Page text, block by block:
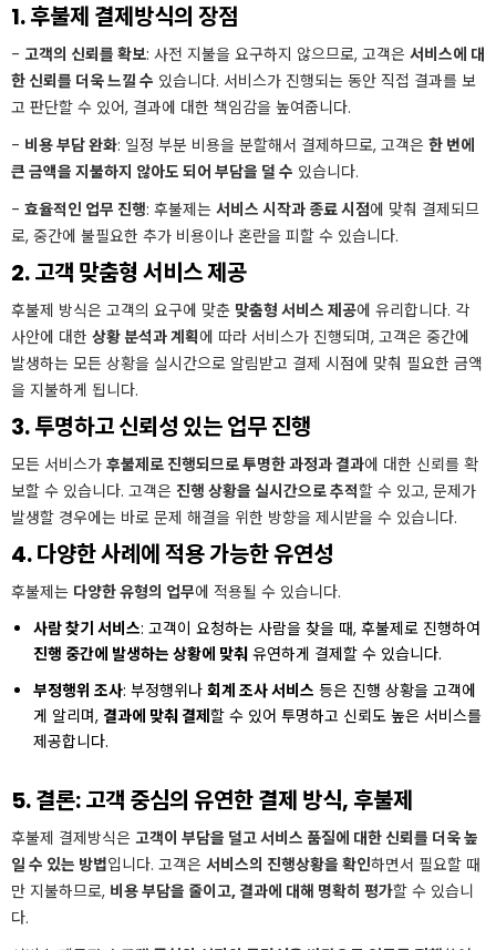
1. 후불제 결제방식의 장점
- 고객의 신뢰를 확보: 사전 지불을 요구하지 않으므로, 고객은 서비스에 대
한 신뢰를 더욱 느낄 수 있습니다. 서비스가 진행되는 동안 직접 결과를 보
고 판단할 수 있어, 결과에 대한 책임감을 높여줍니다.
- 비용 부담 완화: 일정 부분 비용을 분할해서 결제하므로, 고객은 한 번에
큰 금액을 지불하지 않아도 되어 부담을 덜 수 있습니다.
- 효율적인 업무 진행: 후불제는 서비스 시작과 종료 시점에 맞춰 결제되므
로, 중간에 불필요한 추가 비용이나 혼란을 피할 수 있습니다.
2. 고객 맞춤형 서비스 제공
후불제 방식은 고객의 요구에 맞춘 맞춤형 서비스 제공에 유리합니다. 각
사안에 대한 상황 분석과 계획에 따라 서비스가 진행되며, 고객은 중간에
발생하는 모든 상황을 실시간으로 알림받고 결제 시점에 맞춰 필요한 금액
을 지불하게 됩니다.
3. 투명하고 신뢰성 있는 업무 진행
모든 서비스가 후불제로 진행되므로 투명한 과정과 결과에 대한 신뢰를 확
보할 수 있습니다. 고객은 진행 상황을 실시간으로 추적할 수 있고, 문제가
발생할 경우에는 바로 문제 해결을 위한 방향을 제시받을 수 있습니다.
4. 다양한 사례에 적용 가능한 유연성
후불제는 다양한 유형의 업무에 적용될 수 있습니다.
사람 찾기 서비스: 고객이 요청하는 사람을 찾을 때, 후불제로 진행하여
진행 중간에 발생하는 상황에 맞춰 유연하게 결제할 수 있습니다.
부정행위 조사: 부정행위나 회계 조사 서비스 등은 진행 상황을 고객에
게 알리며, 결과에 맞춰 결제 할 수 있어 투명하고 신뢰도 높은 서비스를
제공합니다.
5. 결론: 고객 중심의 유연한 결제 방식, 후불제
후불제 결제방식은 고객이 부담을 덜고 서비스 품질에 대한 신뢰를 더욱 높
일 수 있는 방법입니다. 고객은 서비스의 진행상황을 확인하면서 필요할 때
만 지불하므로, 비용 부담을 줄이고, 결과에 대해 명확히 평가할 수 있습니
다.